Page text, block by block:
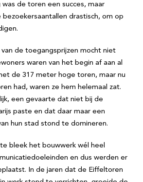
de toren een succes, maar
bezoekersaantallen drastisch, om op
de toegangsprijzen mocht niet
waren van het begin af aan al
de 317 meter hoge toren, maar nu
had, waren ze hem helemaal zat.
een gevaarte dat niet bij de
paste en dat daar maar een
hun stad stond te domineren.
bleek het bouwwerk wél heel
en dus werden er
In de jaren dat de Eiffeltoren